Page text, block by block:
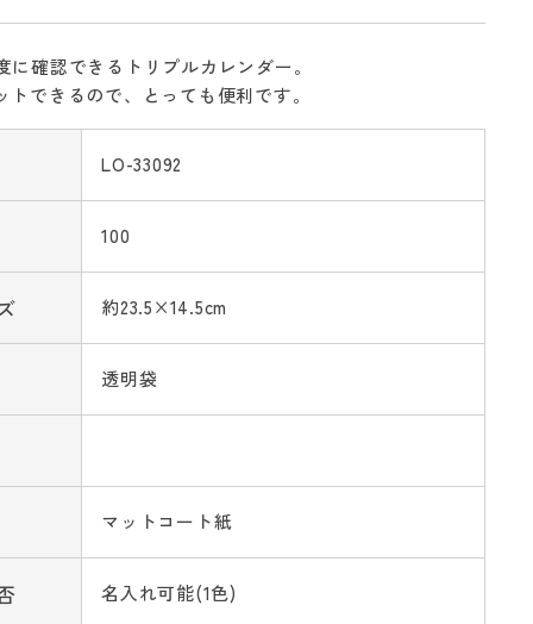
に確認できるトリプルカレンダー。
トできるので、とっても便利です。
LO-33092
100
約23.5×14.5cm
透明袋
マットコート紙
名入れ可能(1色)